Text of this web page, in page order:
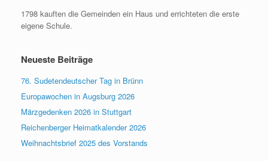
1798 kauften die Gemeinden ein Haus und errichteten die erste
eigene Schule.
Neueste Beiträge
76. Sudetendeutscher Tag in Brünn
Europawochen in Augsburg 2026
Märzgedenken 2026 in Stuttgart
Reichenberger Heimatkalender 2026
Weihnachtsbrief 2025 des Vorstands